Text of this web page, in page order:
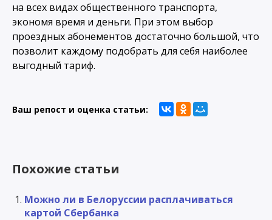
на всех видах общественного транспорта,
экономя время и деньги. При этом выбор
проездных абонементов достаточно большой, что
позволит каждому подобрать для себя наиболее
выгодный тариф.
Ваш репост и оценка статьи:
Похожие статьи
Можно ли в Белоруссии расплачиваться
картой Сбербанка